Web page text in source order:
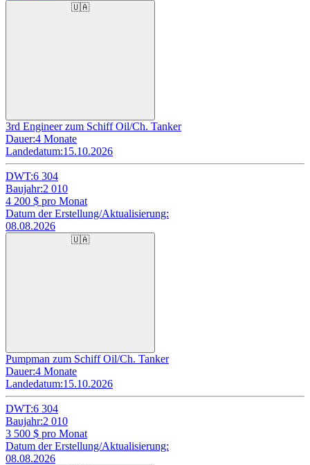
🇺🇦
3rd Engineer zum Schiff Oil/Ch. Tanker
Dauer:4 Monate
Landedatum:15.10.2026
DWT:6 304
Baujahr:2 010
4 200 $ pro Monat
Datum der Erstellung/Aktualisierung:
08.08.2026
🇺🇦
Pumpman zum Schiff Oil/Ch. Tanker
Dauer:4 Monate
Landedatum:15.10.2026
DWT:6 304
Baujahr:2 010
3 500 $ pro Monat
Datum der Erstellung/Aktualisierung:
08.08.2026